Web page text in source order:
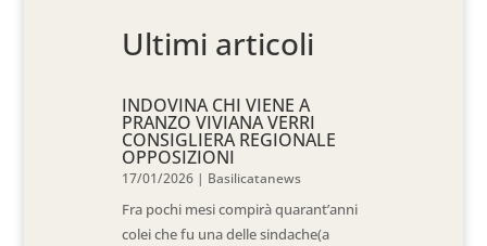
Ultimi articoli
INDOVINA CHI VIENE A
PRANZO VIVIANA VERRI
CONSIGLIERA REGIONALE
OPPOSIZIONI
17/01/2026 | Basilicatanews
Fra pochi mesi compirà quarant’anni
colei che fu una delle sindache(a